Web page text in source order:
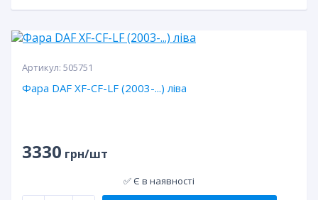
Артикул: 505751
Фара DAF XF-CF-LF (2003-...) ліва
3330 грн/шт
✅ Є в наявності